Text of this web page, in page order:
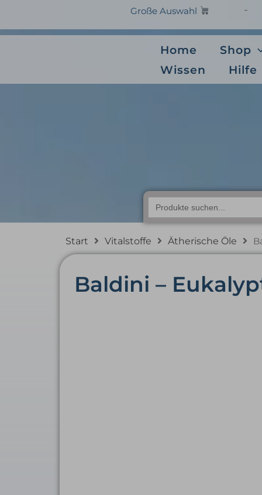
springen
Große Auswahl
Home
Shop
Wissen
Hilfe
Search
for:
Start Vitalstoffe Ätherische Öle
Baldini –